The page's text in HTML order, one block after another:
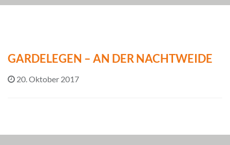
GARDELEGEN – AN DER NACHTWEIDE
20. Oktober 2017